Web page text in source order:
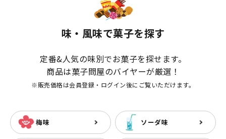
味・風味で菓子を探す
定番&人気の味別でお菓子を探せます。
商品は菓子問屋のバイヤーが厳選！
※販売価格は会員登録・ログイン後にご覧いただけます。
梅味 ソーダ味